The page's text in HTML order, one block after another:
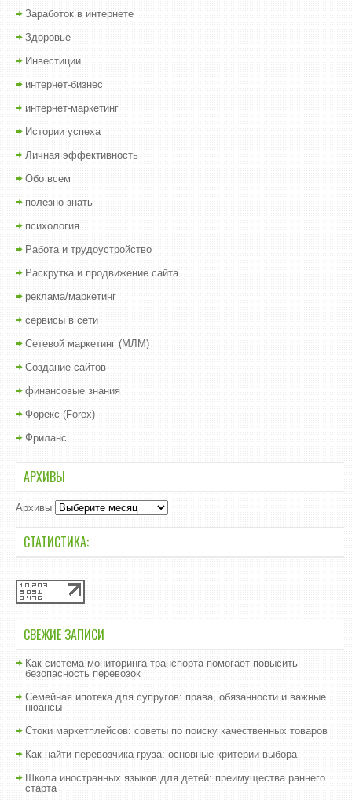
Заработок в интернете
Здоровье
Инвестиции
интернет-бизнес
интернет-маркетинг
Истории успеха
Личная эффективность
Обо всем
полезно знать
психология
Работа и трудоустройство
Раскрутка и продвижение сайта
реклама/маркетинг
сервисы в сети
Сетевой маркетинг (МЛМ)
Создание сайтов
финансовые знания
Форекс (Forex)
Фриланс
АРХИВЫ
Архивы
СТАТИСТИКА:
СВЕЖИЕ ЗАПИСИ
Как система мониторинга транспорта помогает повысить
безопасность перевозок
Семейная ипотека для супругов: права, обязанности и важные
нюансы
Стоки маркетплейсов: советы по поиску качественных товаров
Как найти перевозчика груза: основные критерии выбора
Школа иностранных языков для детей: преимущества раннего
старта